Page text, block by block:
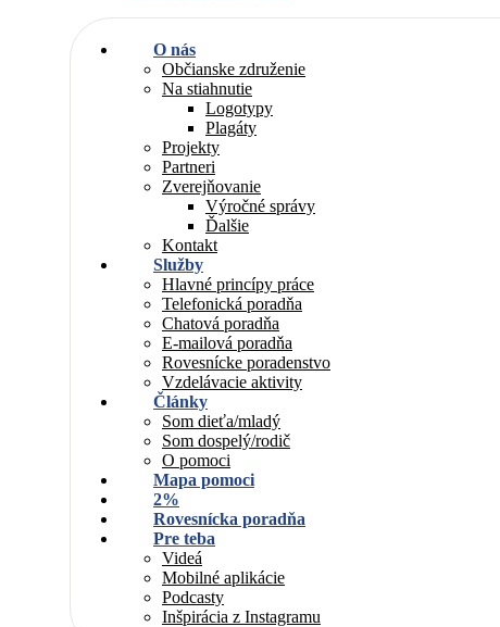
O nás
Občianske združenie
Na stiahnutie
Logotypy
Plagáty
Projekty
Partneri
Zverejňovanie
Výročné správy
Ďalšie
Kontakt
Služby
Hlavné princípy práce
Telefonická poradňa
Chatová poradňa
E-mailová poradňa
Rovesnícke poradenstvo
Vzdelávacie aktivity
Články
Som dieťa/mladý
Som dospelý/rodič
O pomoci
Mapa pomoci
2%
Rovesnícka poradňa
Pre teba
Videá
Mobilné aplikácie
Podcasty
Inšpirácia z Instagramu